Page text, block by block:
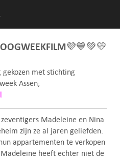
💜💙💚💛
met stichting
Assen;
Madeleine en Nina
zijn ze al jaren geliefden.
appartementen te verkopen
heeft echter niet de